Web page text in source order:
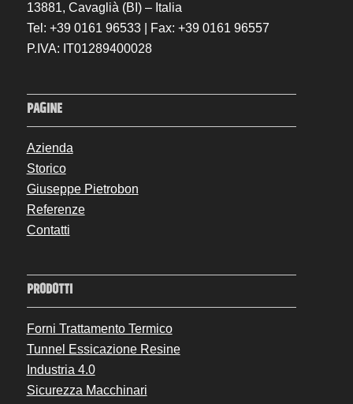
13881, Cavaglià (BI) – Italia
Tel: +39 0161 96533 | Fax: +39 0161 96557
P.IVA: IT01289400028
PAGINE
Azienda
Storico
Giuseppe Pietrobon
Referenze
Contatti
PRODOTTI
Forni Trattamento Termico
Tunnel Essicazione Resine
Industria 4.0
Sicurezza Macchinari